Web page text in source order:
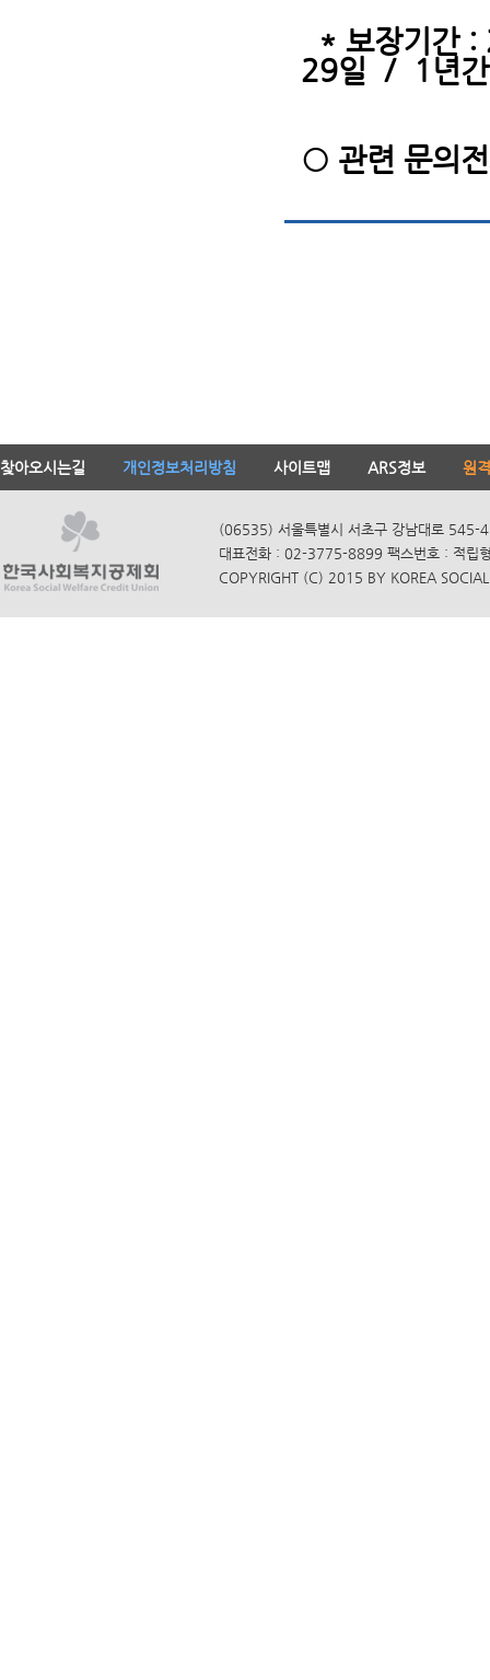
* 보장기간
29일 / 1년간
○ 관련 문의
찾아오시는길 개인정보처리방침 사이트맵 ARS정보 원
(06535) 서울특별시 서초구 강남대로 545-
대표전화 : 02-3775-8899 팩스번호 : 적립
COPYRIGHT (C) 2015 BY KOREA SOCIAL